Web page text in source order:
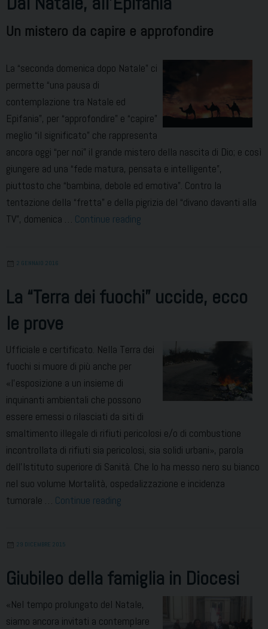
incontrare
Gesù
Un mistero da capire e approfondire
La “seconda domenica dopo Natale” ci
permette “una pausa di
contemplazione tra Natale ed
Epifania”, per “approfondire” e “capire”
meglio “il significato” che rappresenta
ancora oggi “per noi” il grande mistero della nascita di Dio; e così
giungere ad una “fede matura, pensata e intelligente”,
piuttosto che “bambina, debole ed emotiva”. Contro la
tentazione della “fretta” e della pigrizia del “divano davanti alla
TV”, domenica … Continue reading
2 GENNAIO 2016
La “Terra dei fuochi” uccide, ecco
le prove
Ufficiale e certificato. Nella Terra dei
fuochi si muore di più anche per
«l’esposizione a un insieme di
inquinanti ambientali che possono
essere emessi o rilasciati da siti di
smaltimento illegale di rifiuti pericolosi e/o di combustione
incontrollata di rifiuti sia pericolosi, sia solidi urbani», parola
dell’Istituto superiore di Sanità. Che lo ha messo nero su bianco
nel suo volume Mortalità, ospedalizzazione e incidenza
tumorale … Continue reading
ecco
le
prove
29 DICEMBRE 2015
Giubileo della famiglia in Diocesi
«Nel tempo prolungato del Natale,
siamo ancora invitati a contemplare